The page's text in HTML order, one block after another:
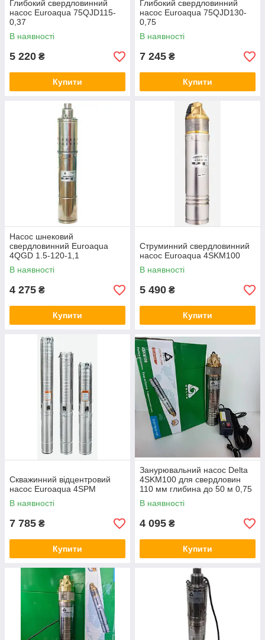
Глибокий свердловинний
насос Euroaqua 75QJD115-
0,37
В наявності
5 220 ₴
Купити
Глибокий свердловинний
насос Euroaqua 75QJD130-
0,75
В наявності
7 245 ₴
Купити
Насос шнековий
свердловинний Euroaqua
4QGD 1.5-120-1,1
В наявності
4 275 ₴
Купити
Струминний свердловинний
насос Euroaqua 4SKM100
В наявності
5 490 ₴
Купити
Скважинний відцентровий
насос Euroaqua 4SPM
В наявності
7 785 ₴
Купити
Занурювальний насос Delta
4SKM100 для свердловин
110 мм глибина до 50 м 0,75
кВт
В наявності
4 095 ₴
Купити